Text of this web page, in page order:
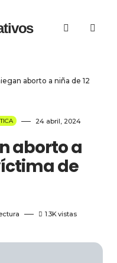
aborto a niña de 12
24 abril, 2024
aborto a
de
1.3Kvistas